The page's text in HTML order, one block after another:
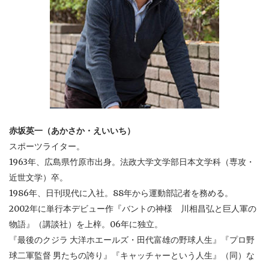
赤坂英一（あかさか・えいいち）
スポーツライター。
1963年、広島県竹原市出身。法政大学文学部日本文学科（専攻・
近世文学）卒。
1986年、日刊現代に入社。88年から運動部記者を務める。
2002年に単行本デビュー作『バントの神様 川相昌弘と巨人軍の
物語』（講談社）を上梓。06年に独立。
『最後のクジラ 大洋ホエールズ・田代富雄の野球人生』『プロ野
球二軍監督 男たちの誇り』『キャッチャーという人生』（同）な